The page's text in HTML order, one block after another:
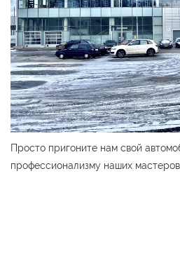
Просто пригоните нам свой
профессионализму наших